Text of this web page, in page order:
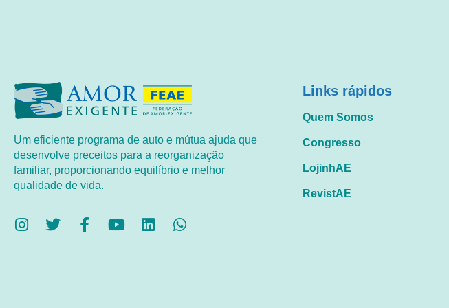
Um eficiente programa de auto e mútua ajuda que
desenvolve preceitos para a reorganização
familiar, proporcionando equilíbrio e melhor
qualidade de vida.
Links rápidos
Quem Somos
Congresso
LojinhAE
RevistAE